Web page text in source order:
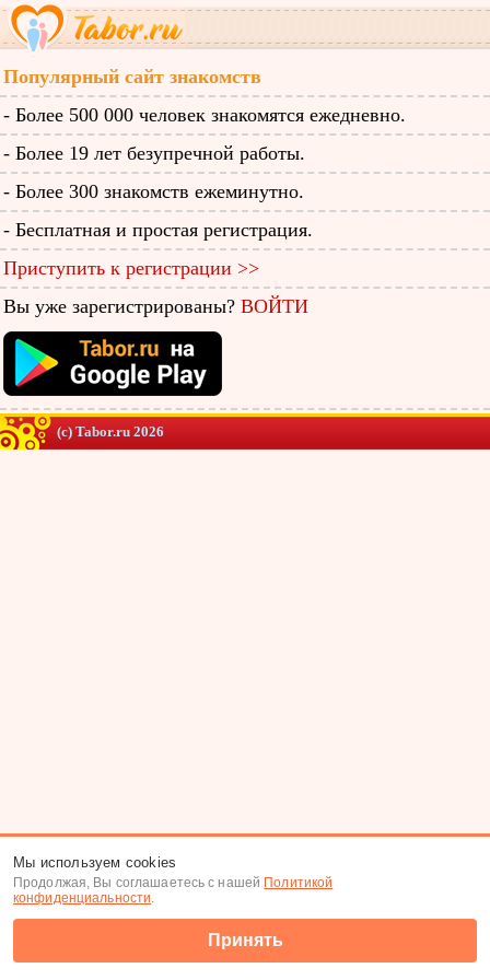
Популярный сайт знакомств
- Более 500 000 человек знакомятся ежедневно.
- Более 19 лет безупречной работы.
- Более 300 знакомств ежеминутно.
- Бесплатная и простая регистрация.
Приступить к регистрации >>
Вы уже зарегистрированы? ВОЙТИ
(c) Tabor.ru 2026
Мы используем cookies
Продолжая, Вы соглашаетесь с нашей Политикой
конфиденциальности.
Принять